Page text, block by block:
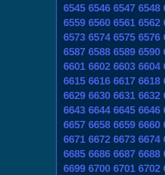
6545 6546 6547 6548
6559 6560 6561 6562
6573 6574 6575 6576
6587 6588 6589 6590
6601 6602 6603 6604
6615 6616 6617 6618
6629 6630 6631 6632
6643 6644 6645 6646
6657 6658 6659 6660
6671 6672 6673 6674
6685 6686 6687 6688
6699 6700 6701 6702